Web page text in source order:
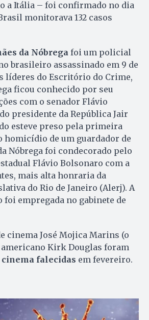
a Itália – foi confirmado no dia
monitorava 132 casos
da Nóbrega foi um policial
brasileiro assassinado em 9 de
líderes do Escritório do Crime,
ficou conhecido por seu
com o senador Flávio
presidente da República Jair
esteve preso pela primeira
homicídio de um guardador de
Nóbrega foi condecorado pelo
Flávio Bolsonaro com a
mais alta honraria da
do Rio de Janeiro (Alerj). A
empregada no gabinete de
cinema José Mojica Marins (o
americano Kirk Douglas foram
cinema falecidas em fevereiro.